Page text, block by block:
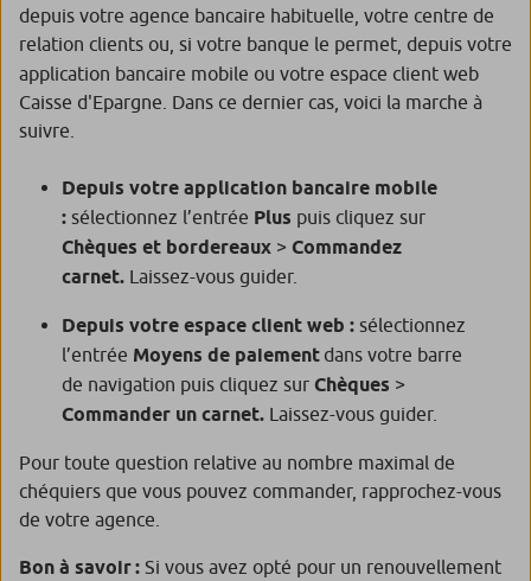
depuis votre agence bancaire habituelle, votre centre de
relation clients ou, si votre banque le permet, depuis votre
application bancaire mobile ou votre espace client web
Caisse d'Epargne. Dans ce dernier cas, voici la marche à
suivre.
Depuis votre application bancaire mobile
: sélectionnez l’entrée Plus puis cliquez sur
Chèques et bordereaux > Commandez
carnet. Laissez-vous guider.
Depuis votre espace client web : sélectionnez
l’entrée Moyens de paiement dans votre barre
de navigation puis cliquez sur Chèques >
Commander un carnet. Laissez-vous guider.
Pour toute question relative au nombre maximal de
chéquiers que vous pouvez commander, rapprochez-vous
de votre agence.
Bon à savoir : Si vous avez opté pour un renouvellement